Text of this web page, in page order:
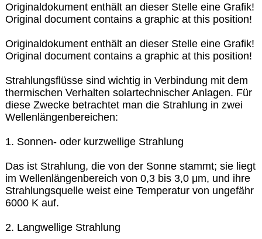
Originaldokument enthält an dieser Stelle eine Grafik!
Original document contains a graphic at this position!
Originaldokument enthält an dieser Stelle eine Grafik!
Original document contains a graphic at this position!
Strahlungsflüsse sind wichtig in Verbindung mit dem
thermischen Verhalten solartechnischer Anlagen. Für
diese Zwecke betrachtet man die Strahlung in zwei
Wellenlängenbereichen:
1. Sonnen- oder kurzwellige Strahlung
Das ist Strahlung, die von der Sonne stammt; sie liegt
im Wellenlängenbereich von 0,3 bis 3,0 μm, und ihre
Strahlungsquelle weist eine Temperatur von ungefähr
6000 K auf.
2. Langwellige Strahlung